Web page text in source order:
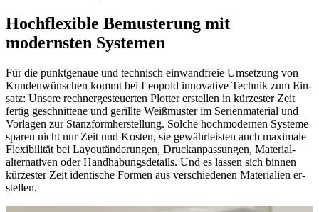
Hochflexible Bemusterung mit
modernsten Systemen
Für die punkt­genaue und tech­nisch einwand­freie Um­setzung von
Kunden­wünschen kommt bei Leopold inno­vative Technik zum Ein­
satz: Unsere rechner­ge­steuerten Plotter er­stellen in kürzester Zeit
fertig ge­schnittene und ge­rillte Weiß­muster im Serien­material und
Vor­lagen zur Stanz­form­her­stellung. Solche hoch­modernen Sys­teme
sparen nicht nur Zeit und Kosten, sie ge­währ­leisten auch maxi­male
Flexibilität bei Layout­änderungen, Druck­an­passungen, Material­
alter­na­tiven oder Hand­habungs­details. Und es lassen sich binnen
kürzester Zeit identische Formen aus ver­schiedenen Materialien er­
stellen.